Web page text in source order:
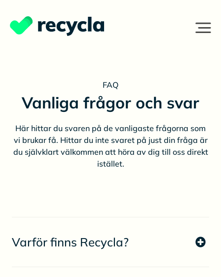
FAQ
Vanliga frågor och svar
Här hittar du svaren på de vanligaste frågorna som
vi brukar få. Hittar du inte svaret på just din fråga är
du självklart välkommen att höra av dig till oss direkt
istället.
Varför finns Recycla?